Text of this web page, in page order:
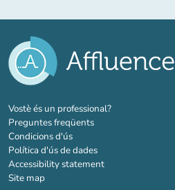
Vostè és un professional?(new tab)
Preguntes freqüents
Condicions d'ús
Política d'ús de dades
Accessibility statement
Site map